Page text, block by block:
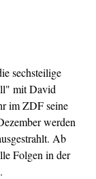
sechsteilige
mit David
im ZDF seine
werden
Ab
Folgen in der